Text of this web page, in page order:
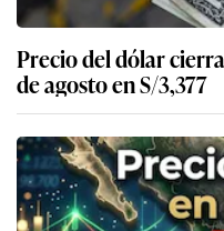
Precio del dólar
de agosto en S/3,377